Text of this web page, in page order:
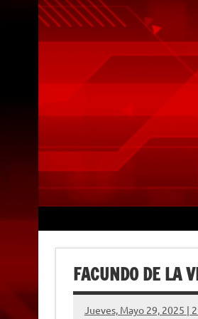
FACUNDO DE LA
Jueves, Mayo 29, 2025 |